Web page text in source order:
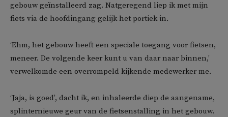
gebouw geïnstalleerd zag. Natgeregend liep ik met mijn
fiets via de hoofdingang gelijk het portiek in.
‘Ehm, het gebouw heeft een speciale toegang voor fietsen,
meneer. De volgende keer kunt u van daar naar binnen,’
verwelkomde een overrompeld kijkende medewerker me.
‘Jaja, is goed’, dacht ik, en inhaleerde diep de aangename,
splinternieuwe geur van de fietsenstalling in het gebouw.